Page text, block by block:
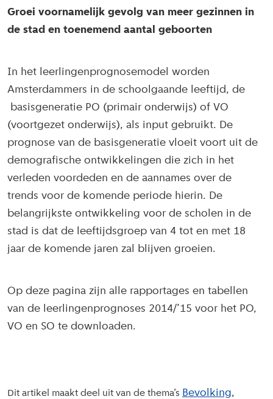
Groei voornamelijk gevolg van meer gezinnen in
de stad en toenemend aantal geboorten
In het leerlingenprognosemodel worden
Amsterdammers in de schoolgaande leeftijd, de
basisgeneratie PO (primair onderwijs) of VO
(voortgezet onderwijs), als input gebruikt. De
prognose van de basisgeneratie vloeit voort uit de
demografische ontwikkelingen die zich in het
verleden voordeden en de aannames over de
trends voor de komende periode hierin. De
belangrijkste ontwikkeling voor de scholen in de
stad is dat de leeftijdsgroep van 4 tot en met 18
jaar de komende jaren zal blijven groeien.
Op deze pagina zijn alle rapportages en tabellen
van de leerlingenprognoses 2014/’15 voor het PO,
VO en SO te downloaden.
Dit artikel maakt deel uit van de thema’s Bevolking